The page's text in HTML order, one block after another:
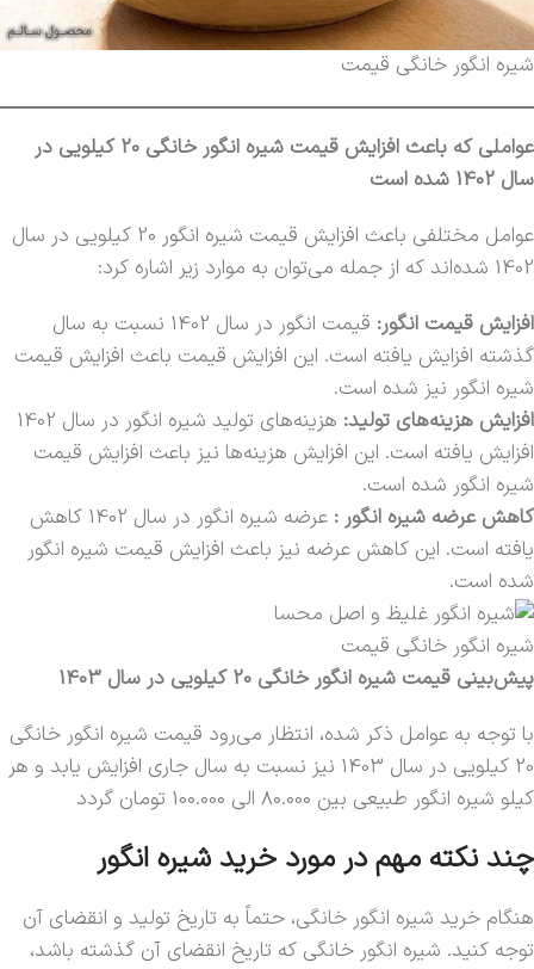
شیره انگور خانگی قیمت
عواملی که باعث افزایش قیمت شیره انگور خانگی 20 کیلویی در
سال 1402 شده است
عوامل مختلفی باعث افزایش قیمت شیره انگور 20 کیلویی در سال
1402 شده‌اند که از جمله می‌توان به موارد زیر اشاره کرد:
افزایش قیمت انگور:
قیمت انگور در سال 1402 نسبت به سال
گذشته افزایش یافته است. این افزایش قیمت باعث افزایش قیمت
شیره انگور نیز شده است.
افزایش هزینه‌های تولید:
هزینه‌های تولید شیره انگور در سال 1402
افزایش یافته است. این افزایش هزینه‌ها نیز باعث افزایش قیمت
شیره انگور شده است.
کاهش عرضه شیره انگور :
عرضه شیره انگور در سال 1402 کاهش
یافته است. این کاهش عرضه نیز باعث افزایش قیمت شیره انگور
شده است.
شیره انگور خانگی قیمت
پیش‌بینی قیمت شیره انگور خانگی 20 کیلویی در سال 1403
با توجه به عوامل ذکر شده، انتظار می‌رود قیمت شیره انگور خانگی
20 کیلویی در سال 1403 نیز نسبت به سال جاری افزایش یابد و هر
کیلو شیره انگور طبیعی بین 80.000 الی 100.000 تومان گردد
چند نکته مهم در مورد خرید شیره انگور
هنگام خرید شیره انگور خانگی، حتماً به تاریخ تولید و انقضای آن
توجه کنید. شیره انگور خانگی که تاریخ انقضای آن گذشته باشد،